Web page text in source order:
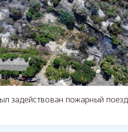
задействован пожарный